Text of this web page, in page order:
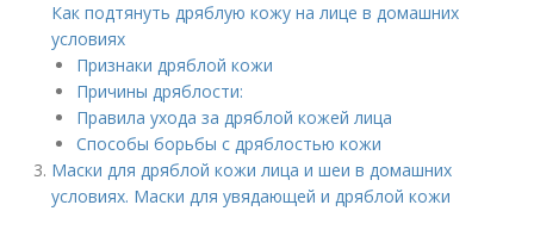
Как подтянуть дряблую кожу на лице в домашних
условиях
Признаки дряблой кожи
Причины дряблости:
Правила ухода за дряблой кожей лица
Способы борьбы с дряблостью кожи
Маски для дряблой кожи лица и шеи в домашних
условиях. Маски для увядающей и дряблой кожи